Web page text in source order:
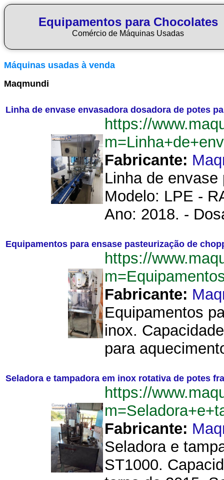
Equipamentos para Chocolates
Comércio de Máquinas Usadas
Máquinas usadas à venda
Maqmundi
Linha de envase envasadora dosadora de potes
https://
Fabricante:
Linha de
Modelo: LPE -
Ano: 2018. -
Equipamentos para ensase pasteurização de
https://
Fabricante:
Equipamentos
inox.
para
Seladora e tampadora em inox rotativa de potes
https://
Fabricante:
Seladora e
ST1000.